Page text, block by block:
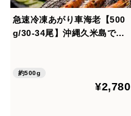
急速冷凍あがり車海老【500
g/30-34尾】沖縄久米島で育
m】【加熱調理用】【クール
約500g
¥2,780